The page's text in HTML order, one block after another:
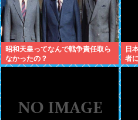
昭和天皇ってなんで戦争責任取ら
なかったの？
日
者
や